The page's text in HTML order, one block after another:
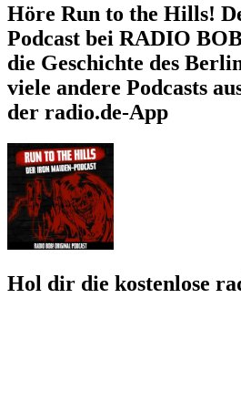
Höre Run to the Hills!
Podcast bei RADIO
die Geschichte des
viele andere Podcasts
der radio.de-App
Hol dir die kostenlose